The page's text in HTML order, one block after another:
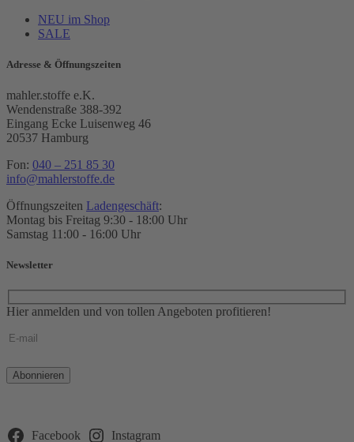
NEU im Shop
SALE
Adresse & Öffnungszeiten
mahler.stoffe e.K.
Wendenstraße 388-392
Eingang Ecke Luisenweg 46
20537 Hamburg
Fon: 040 – 251 85 30
info@mahlerstoffe.de
Öffnungszeiten Ladengeschäft:
Montag bis Freitag 9:30 - 18:00 Uhr
Samstag 11:00 - 16:00 Uhr
Newsletter
Hier anmelden und von tollen Angeboten profitieren!
Bitte
lasse
leer.
Facebook Instagram